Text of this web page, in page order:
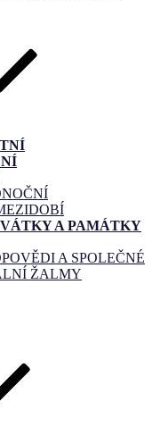
A PAMÁTKY
A SPOLEČNÉ
ŽALMY